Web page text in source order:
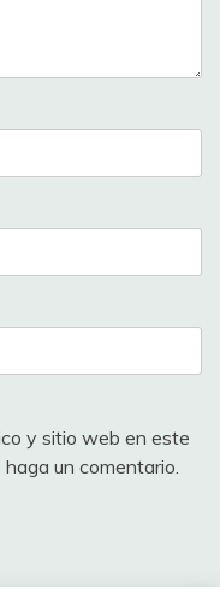
y sitio web en este
un comentario.